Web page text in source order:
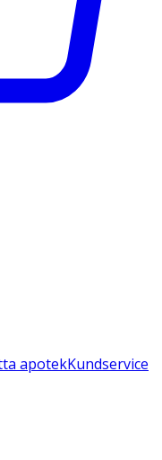
apotekKundservice